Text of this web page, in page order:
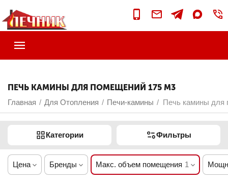
ПЕЧЬ КАМИНЫ ДЛЯ ПОМЕЩЕНИЙ 175 М3
Главная / Для Отопления / Печи-камины / Печь камины для
Категории Фильтры
Цена Бренды Макс. объем помещения 1